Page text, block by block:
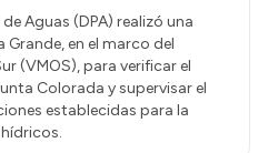
Aguas (DPA) realizó una
en el marco del
(VMOS), para verificar el
Colorada y supervisar el
establecidas para la